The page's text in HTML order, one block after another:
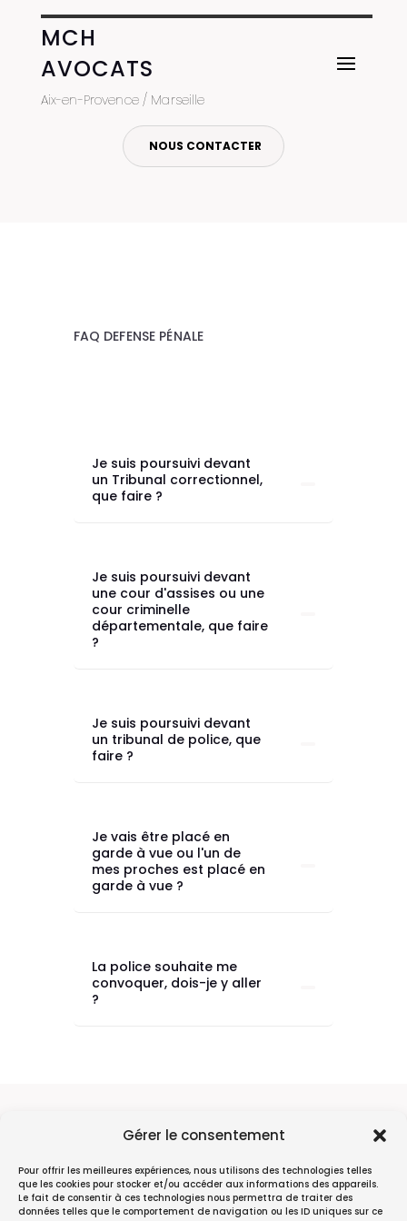
Gérer le consentement
Pour offrir les meilleures expériences, nous utilisons des technologies telles
que les cookies pour stocker et/ou accéder aux informations des appareils.
Le fait de consentir à ces technologies nous permettra de traiter des
données telles que le comportement de navigation ou les ID uniques sur ce
MCH
AVOCATS
Aix-en-Provence / Marseille
NOUS CONTACTER
FAQ DEFENSE PÉNALE
Je suis poursuivi devant
un Tribunal correctionnel,
que faire ?
Je suis poursuivi devant
une cour d'assises ou une
cour criminelle
départementale, que faire
?
Je suis poursuivi devant
un tribunal de police, que
faire ?
Je vais être placé en
garde à vue ou l'un de
mes proches est placé en
garde à vue ?
La police souhaite me
convoquer, dois-je y aller
?
Consultations sur RDV, téléphonique et
par visioconférence du lundi au vendredi